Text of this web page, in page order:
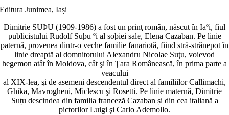
Editura Junimea, Iași
Dimitrie SUÞU (1909-1986) a fost un prinţ român, născut în Iaºi, fiul
publicistului Rudolf Suþu ºi al soþiei sale, Elena Cazaban. Pe linie
paternă, provenea dintr-o veche familie fanariotă, fiind stră-strănepot în
linie dreaptă al domnitorului Alexandru Nicolae Suţu, voievod
hegemon atât în Moldova, cât şi în Ţara Românească, în prima parte a
veacului
al XIX-lea, şi de asemeni descendentul direct al familiilor Callimachi,
Ghika, Mavrogheni, Miclescu şi Rosetti. Pe linie maternă, Dimitrie
Suțu descindea din familia franceză Cazaban și din cea italiană a
pictorilor Luigi şi Carlo Ademollo.